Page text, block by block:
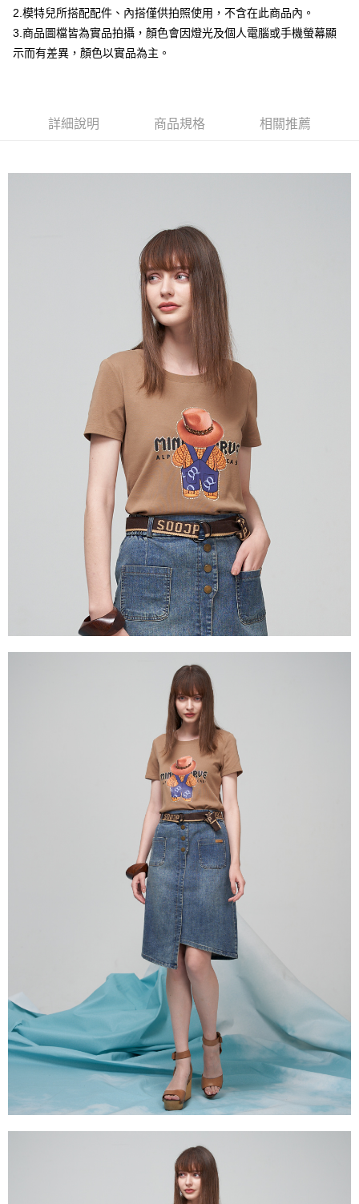
台新國際商業銀行
中國信託商業銀行
台灣樂天信用卡公司
Google Pay
大哥付你分期
2.付款方式選擇「大哥付你分期」，訂單成立後會自動跳轉到大哥付的交易
流程，驗證手機門號後，選擇欲分期的期數、繳款截止日，確認付款後即完
4.訂單成立30分鐘內，如未前往確認交易或遇審核未通過，訂單將自動取
1.分期款項不併入電信帳單，「大哥付你分期」於每月結算日後寄送繳費提
2.透過簡訊連結打開帳單後，可選擇「超商條碼／台灣大直營門市／銀行轉
帳／街口支付／iPASS MONEY」等通路繳費。
1.本服務係由「台灣大哥大股份有限公司」（以下簡稱本公司）所提供，讓
用戶於交易時，得透過本服務購買商品或服務，並由商店將買賣／分期付款
買賣價金債權讓與本公司後，依約使用本公司帳單繳交帳款。
2.基於同意付款使用「大哥付你分期」之契約關係目的，商店將以您的個人
資料（包含姓名、電話或地址）提供予台灣大哥大進項蒐集、處理及利用，
由本公司與您本人進行分期帳單所需資料之確認、核對及更正。
3.完整用戶服務條款，請詳閱以下連結：https://oppay.tw/userRule
相關說明
【「AFTEE先享後付」結帳流程】
１．於結帳方式選擇「AFTEE先享後付」後，將跳轉至「AFTEE先享後付」
結帳頁面，進行簡訊認證並確認金額後，即可完成結帳。
２．訂單成立數日內，您將收到繳費通知簡訊。
３．收到繳費通知簡訊後14天內，點擊此簡訊中的連結，可透過四大超商／
ATM／網路銀行／等多元方式進行付款，方視為交易完成。
※ 請注意：結帳手續完成當下不需立刻繳費，但若您需要取消訂單，請聯絡
購買商品的店家。未經商家同意取消之訂單仍視為有效，需透過AFTEE先享
※ 交易是否成功請以「AFTEE先享後付 」之結帳頁面顯示為準，若有關於
是否繳費成功／繳費後需取消欲退款等相關疑問，請聯繫「AFTEE先享後付
https://netprotections.freshdesk.com/support/home
１．透過由恩沛科技股份有限公司提供之「AFTEE先享後付」服務完成之交
易，需依本服務之必要範圍內提供個人資料，並將交易相關給付款項請求債
權轉讓予恩沛科技股份有限公司。
２．關於個人資料處理事宜，請瀏覽以下網址：
https://aftee.tw/terms/#terms3
３．未成年的使用者請事先徵得法定代理人或監護人之同意方可使用
「AFTEE先享後付」，若未經同意申辦者引起之損失，本公司不負相關責
４．使用「AFTEE先享後付」時，將依據個別帳號之用戶狀況，依本公司即
時審查核予不同之上限額度；若仍有額度不足之情形，本公司將視審查結果
請求用戶進行身份認證。
５．嚴禁一人註冊多個帳號或使用他人資訊註冊。若發現惡意使用之情形，
恩沛科技股份有限公司將有權停止該用戶之使用額度並採取法律行動。
每筆NT$120，滿NT$2,000(含以上)免運費
每筆NT$120，滿NT$2,000(含以上)免運費
每筆NT$120，滿NT$2,000(含以上)免運費
2.模特兒所搭配配件、內搭僅供拍照使用，不含在此商品內。
3.商品圖檔皆為實品拍攝，顏色會因燈光及個人電腦或手機螢幕顯
示而有差異，顏色以實品為主。
詳細說明 商品規格 相關推薦